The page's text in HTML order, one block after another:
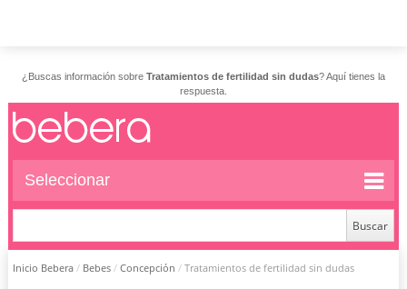
¿Buscas información sobre Tratamientos de fertilidad sin dudas? Aquí tienes la
respuesta.
Seleccionar
Inicio Bebera / Bebes / Concepción / Tratamientos de fertilidad sin dudas